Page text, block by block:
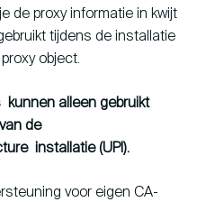
de proxy informatie in kwijt
tijdens de installatie
object.
kunnen alleen gebruikt
de
installatie (UPI).
voor eigen CA-